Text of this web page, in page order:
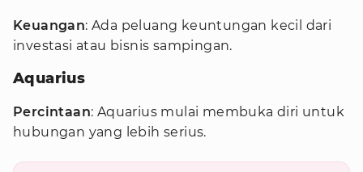
Keuangan: Ada peluang keuntungan kecil dari
investasi atau bisnis sampingan.
Aquarius
Percintaan: Aquarius mulai membuka diri untuk
hubungan yang lebih serius.